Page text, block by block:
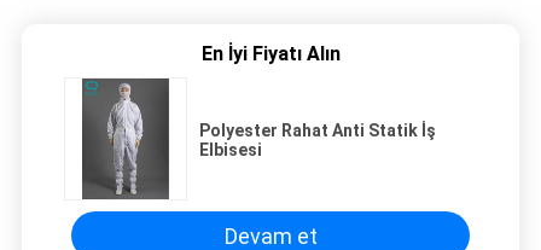
En İyi Fiyatı Alın
Polyester Rahat Anti Statik İş
Elbisesi
Devam et